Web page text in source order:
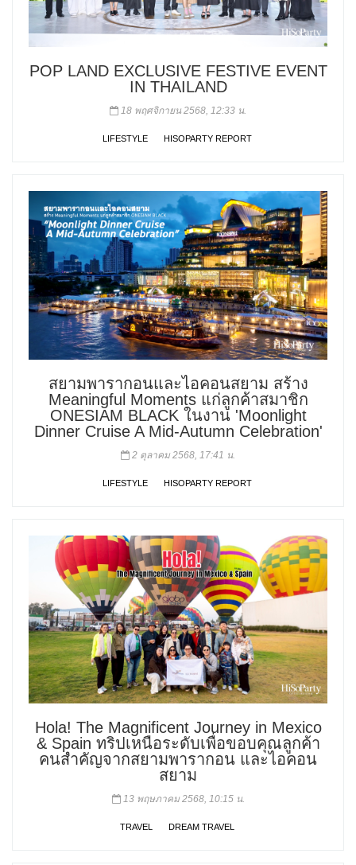
POP LAND EXCLUSIVE FESTIVE EVENT
IN THAILAND
18 พฤศจิกายน 2568, 12:33 น.
LIFESTYLE HISOPARTY REPORT
สยามพารากอนและไอคอนสยาม สร้าง
Meaningful Moments แก่ลูกค้าสมาชิก
ONESIAM BLACK ในงาน 'Moonlight
Dinner Cruise A Mid-Autumn Celebration'
2 ตุลาคม 2568, 17:41 น.
LIFESTYLE HISOPARTY REPORT
Hola! The Magnificent Journey in Mexico
& Spain ทริปเหนือระดับเพื่อขอบคุณลูกค้า
คนสำคัญจากสยามพารากอน และไอคอน
สยาม
13 พฤษภาคม 2568, 10:15 น.
TRAVEL DREAM TRAVEL